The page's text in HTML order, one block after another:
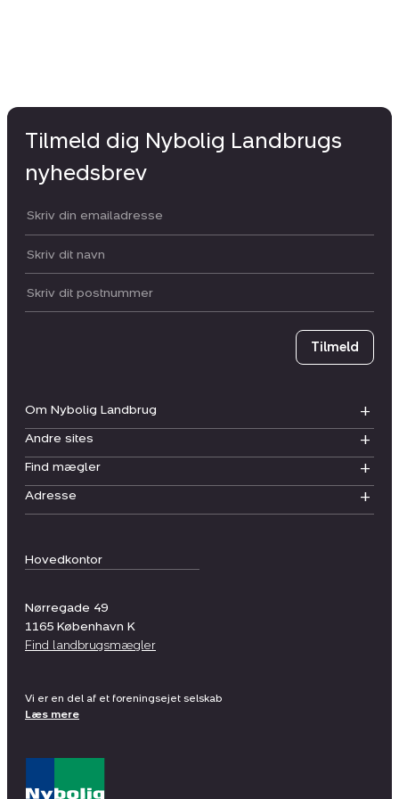
Hovedkontor
Nørregade 49
1165 København K
Find landbrugsmægler
Om Nybolig Landbrug
Andre sites
Find mægler
Adresse
Tilmeld dig Nybolig Landbrugs
nyhedsbrev
Din email:
Dit navn:
Postnummer
Tilmeld
Vi er en del af et foreningsejet selskab
Læs mere